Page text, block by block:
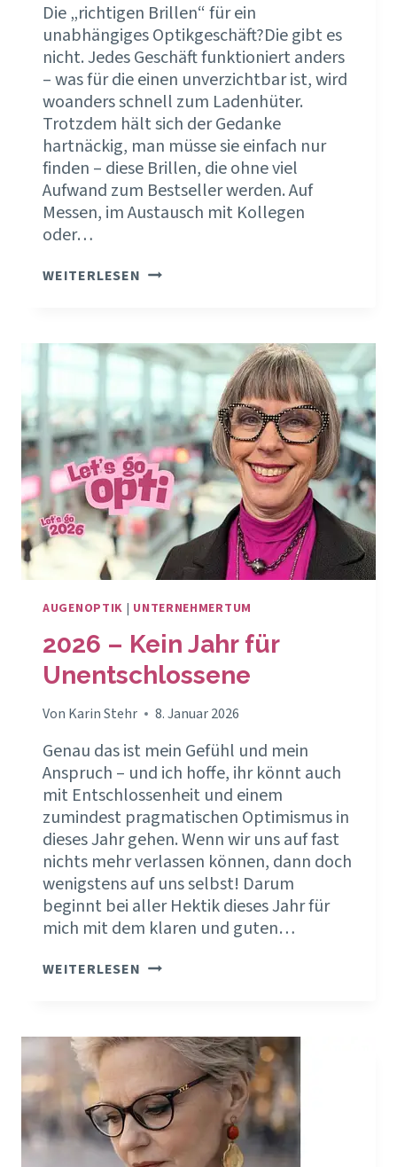
Die „richtigen Brillen“ für ein
unabhängiges Optikgeschäft?Die gibt es
nicht. Jedes Geschäft funktioniert anders
– was für die einen unverzichtbar ist, wird
woanders schnell zum Ladenhüter.
Trotzdem hält sich der Gedanke
hartnäckig, man müsse sie einfach nur
finden – diese Brillen, die ohne viel
Aufwand zum Bestseller werden. Auf
Messen, im Austausch mit Kollegen
oder…
WEITERLESEN WELCHE
MEINEM
OPTIKGESCHÄFT?
AUGENOPTIK | UNTERNEHMERTUM
2026 – Kein Jahr für
Unentschlossene
Von Karin Stehr 8. Januar 2026
Genau das ist mein Gefühl und mein
Anspruch – und ich hoffe, ihr könnt auch
mit Entschlossenheit und einem
zumindest pragmatischen Optimismus in
dieses Jahr gehen. Wenn wir uns auf fast
nichts mehr verlassen können, dann doch
wenigstens auf uns selbst! Darum
beginnt bei aller Hektik dieses Jahr für
mich mit dem klaren und guten…
WEITERLESEN 2026
FÜR
UNENTSCHLOSSENE